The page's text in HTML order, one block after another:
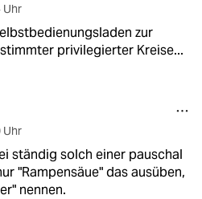
Uhr
zur
privilegierter Kreise...
Uhr
ständig solch einer pauschal
"Rampensäue" das ausüben,
nennen.